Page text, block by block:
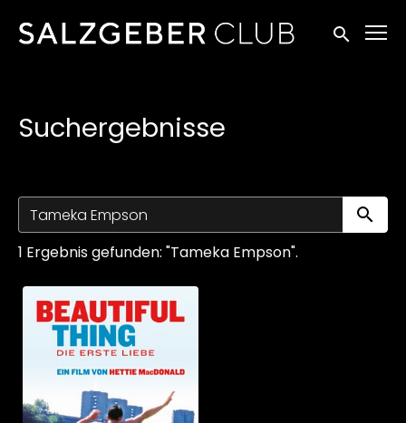
Zugänglichkeitslinks
Suche
Suchergebnisse
1 Ergebnis gefunden: "Tameka Empson".